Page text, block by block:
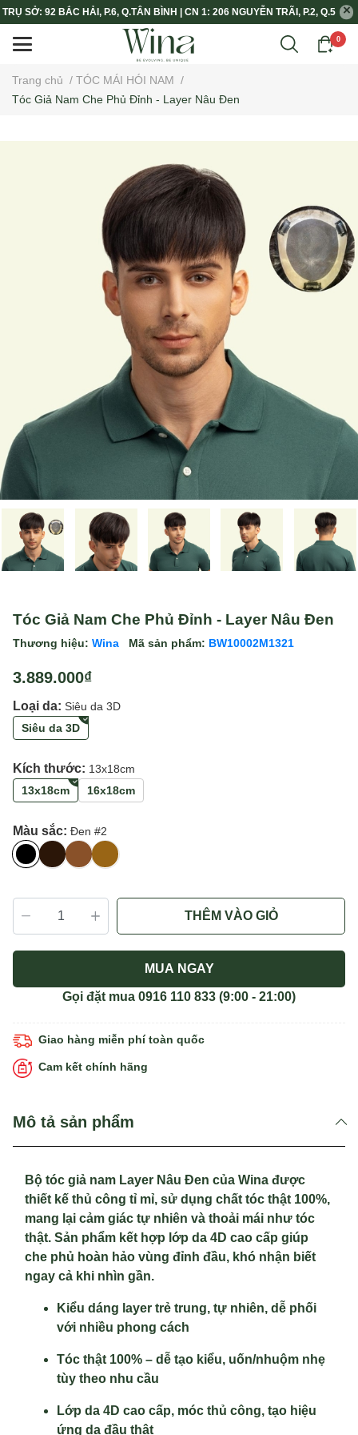
TRỤ SỞ: 92 BẮC HẢI, P.6, Q.TÂN BÌNH | CN 1: 206 NGUYỄN TRÃI, P.2, Q.5
0
Trang chủ / TÓC MÁI HÓI NAM /
Tóc Giả Nam Che Phủ Đỉnh - Layer Nâu Đen
Tóc Giả Nam Che Phủ Đỉnh - Layer Nâu Đen
Thương hiệu: Wina Mã sản phẩm: BW10002M1321
3.889.000₫
Loại da: Siêu da 3D
Siêu da 3D
Kích thước: 13x18cm
13x18cm
16x18cm
Màu sắc: Đen #2
THÊM VÀO GIỎ
MUA NGAY
Gọi đặt mua 0916 110 833 (9:00 - 21:00)
Giao hàng miễn phí toàn quốc
Cam kết chính hãng
Mô tả sản phẩm
Bộ tóc giả nam Layer Nâu Đen của Wina được
thiết kế thủ công tỉ mỉ, sử dụng chất tóc thật 100%,
mang lại cảm giác tự nhiên và thoải mái như tóc
thật. Sản phẩm kết hợp lớp da 4D cao cấp giúp
che phủ hoàn hảo vùng đỉnh đầu, khó nhận biết
ngay cả khi nhìn gần.
Kiểu dáng layer trẻ trung, tự nhiên, dễ phối
với nhiều phong cách
Tóc thật 100% – dễ tạo kiểu, uốn/nhuộm nhẹ
tùy theo nhu cầu
Lớp da 4D cao cấp, móc thủ công, tạo hiệu
ứng da đầu thật